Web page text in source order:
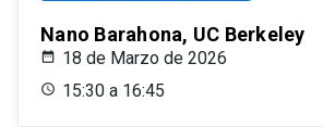
Nano Barahona, UC Berkeley
18 de Marzo de 2026
15:30 a 16:45